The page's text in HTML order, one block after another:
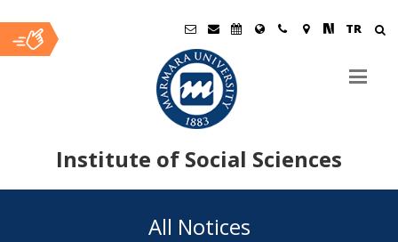
TR
Institute of Social Sciences
All Notices